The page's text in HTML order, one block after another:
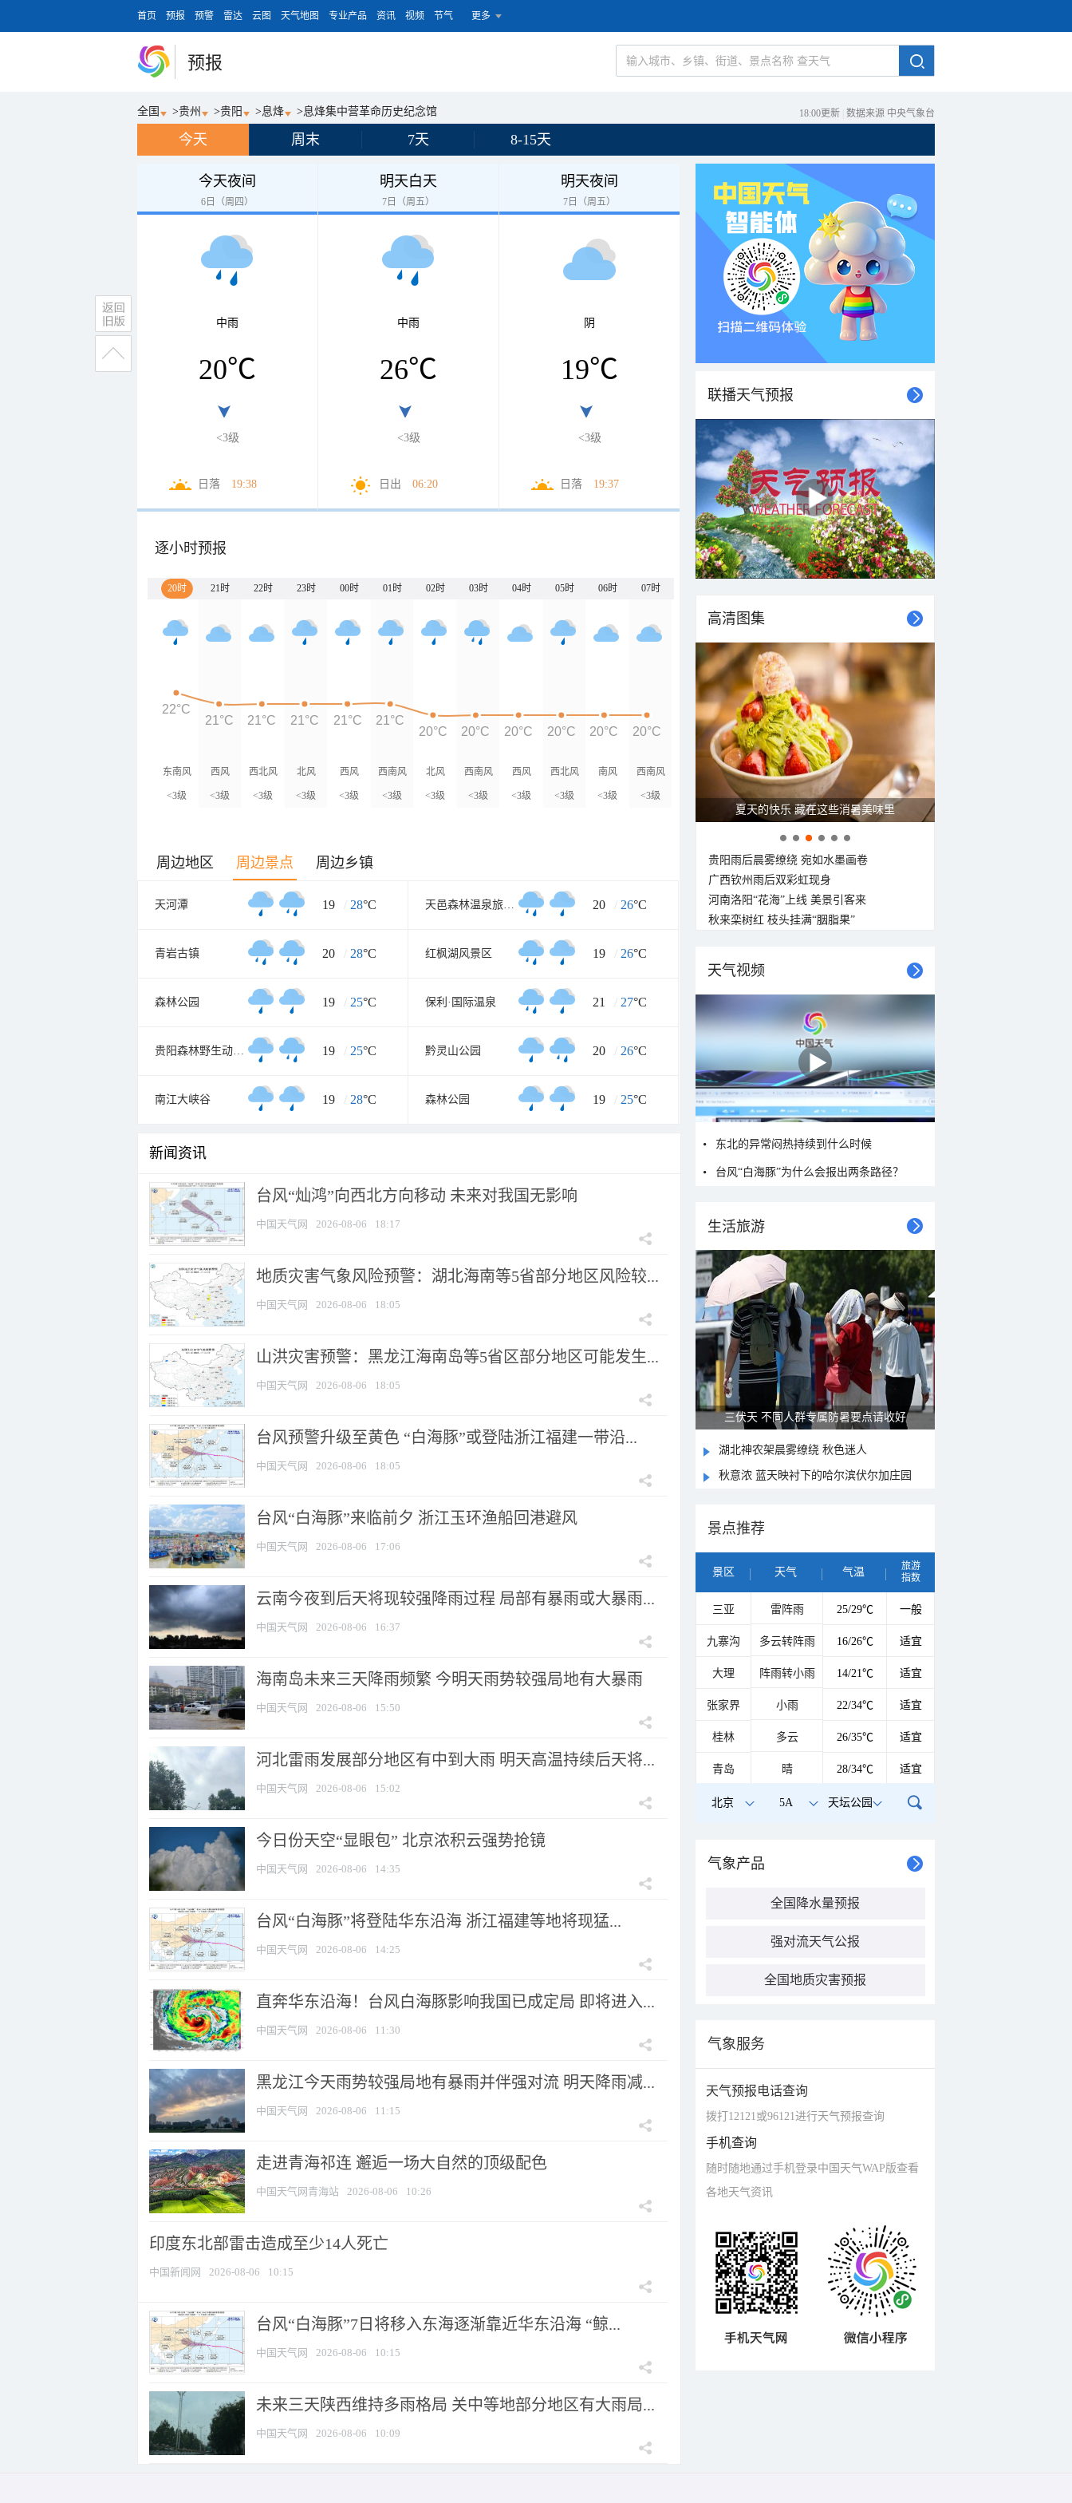
首页 预报 预警 雷达 云图 天气地图 专业产品 资讯 视频 节气 更多
预报
全国 >贵州 >贵阳 >息烽 >息烽集中营革命历史纪念馆 18:00更新 数据来源 中央气象台
今天 周末 7天 8-15天
今天夜间
6日（周四）
中雨
20℃
<3级
日落 19:38
明天白天
7日（周五）
中雨
26℃
<3级
日出 06:20
明天夜间
7日（周五）
阴
19℃
<3级
日落 19:37
逐小时预报
20时 21时 22时 23时 00时 01时 02时 03时 04时 05时 06时 07时
东南风
<3级
西风
<3级
西北风
<3级
北风
<3级
西风
<3级
西南风
<3级
北风
<3级
西南风
<3级
西风
<3级
西北风
<3级
南风
<3级
西南风
<3级
22°C
21°C
21°C 21°C 21°C
21°C
20°C
20°C 20°C 20°C 20°C 20°C
周边地区 周边景点 周边乡镇
天河潭 19 / 28°C 天邑森林温泉旅游渡假中心 20 / 26°C
青岩古镇 20 / 28°C 红枫湖风景区 19 / 26°C
森林公园 19 / 25°C 保利·国际温泉 21 / 27°C
贵阳森林野生动物园 19 / 25°C 黔灵山公园 20 / 26°C
南江大峡谷 19 / 28°C 森林公园 19 / 25°C
新闻资讯
台风“灿鸿”向西北方向移动 未来对我国无影响
中国天气网 2026-08-06 18:17
地质灾害气象风险预警：湖北海南等5省部分地区风险较...
中国天气网 2026-08-06 18:05
山洪灾害预警：黑龙江海南岛等5省区部分地区可能发生...
中国天气网 2026-08-06 18:05
台风预警升级至黄色 “白海豚”或登陆浙江福建一带沿...
中国天气网 2026-08-06 18:05
台风“白海豚”来临前夕 浙江玉环渔船回港避风
中国天气网 2026-08-06 17:06
云南今夜到后天将现较强降雨过程 局部有暴雨或大暴雨...
中国天气网 2026-08-06 16:37
海南岛未来三天降雨频繁 今明天雨势较强局地有大暴雨
中国天气网 2026-08-06 15:50
河北雷雨发展部分地区有中到大雨 明天高温持续后天将...
中国天气网 2026-08-06 15:02
今日份天空“显眼包” 北京浓积云强势抢镜
中国天气网 2026-08-06 14:35
台风“白海豚”将登陆华东沿海 浙江福建等地将现猛...
中国天气网 2026-08-06 14:25
直奔华东沿海！台风白海豚影响我国已成定局 即将进入...
中国天气网 2026-08-06 11:30
黑龙江今天雨势较强局地有暴雨并伴强对流 明天降雨减...
中国天气网 2026-08-06 11:15
走进青海祁连 邂逅一场大自然的顶级配色
中国天气网青海站 2026-08-06 10:26
印度东北部雷击造成至少14人死亡
中国新闻网 2026-08-06 10:15
台风“白海豚”7日将移入东海逐渐靠近华东沿海 “鲸...
中国天气网 2026-08-06 10:15
未来三天陕西维持多雨格局 关中等地部分地区有大雨局...
中国天气网 2026-08-06 10:09
联播天气预报
高清图集
夏天的快乐 藏在这些消暑美味里
贵阳雨后晨雾缭绕 宛如水墨画卷
广西钦州雨后双彩虹现身
河南洛阳“花海”上线 美景引客来
秋来栾树红 枝头挂满“胭脂果”
天气视频
东北的异常闷热持续到什么时候
台风“白海豚”为什么会报出两条路径？
生活旅游
三伏天 不同人群专属防暑要点请收好
湖北神农架晨雾缭绕 秋色迷人
秋意浓 蓝天映衬下的哈尔滨伏尔加庄园
景点推荐
景区 天气 气温
旅游
指数
三亚 雷阵雨 25/29℃ 一般
九寨沟 多云转阵雨 16/26℃ 适宜
大理 阵雨转小雨 14/21℃ 适宜
张家界 小雨 22/34℃ 适宜
桂林 多云 26/35℃ 适宜
青岛 晴 28/34℃ 适宜
北京 5A 天坛公园
气象产品
全国降水量预报
强对流天气公报
全国地质灾害预报
气象服务
天气预报电话查询
拨打12121或96121进行天气预报查询
手机查询
随时随地通过手机登录中国天气WAP版查看
各地天气资讯